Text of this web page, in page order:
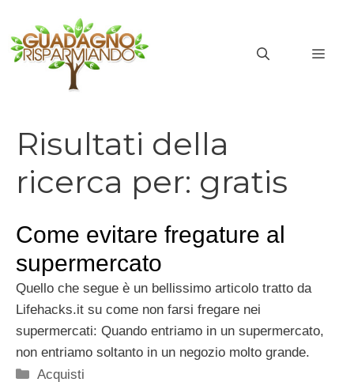
contenuto
Risultati della
ricerca per: gratis
Come evitare fregature al
supermercato
Quello che segue è un bellissimo articolo tratto da
Lifehacks.it su come non farsi fregare nei
supermercati: Quando entriamo in un supermercato,
non entriamo soltanto in un negozio molto grande.
Categorie
Acquisti